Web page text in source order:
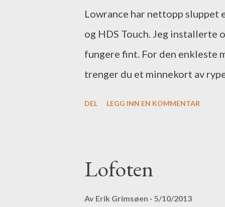
noen åregaffelholdere slik at
Silver ...
Lowrance har nettopp sluppet
og HDS Touch. Jeg installerte
fungere fint. For den enkleste
trenger du et minnekort av
med musen og "unzip" eller
minnekortet. Da kan du slette
DEL LEGG INN EN KOMMENTAR
Lofoten
Av Erik Grimsøen 5/10/2013